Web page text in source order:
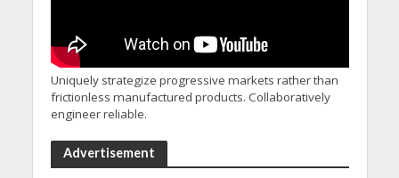
Uniquely strategize progressive markets rather than
frictionless manufactured products. Collaboratively
engineer reliable.
Advertisement